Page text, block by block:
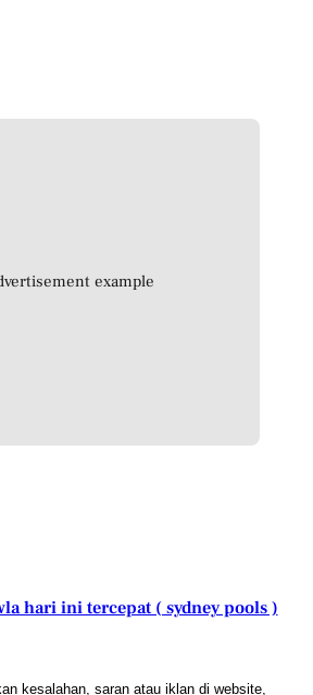
example
hari ini tercepat ( sydney pools )
kesalahan, saran atau iklan di website,